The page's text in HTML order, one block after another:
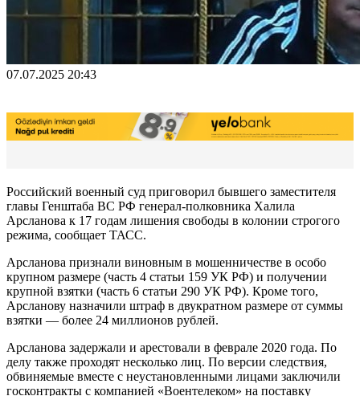
07.07.2025 20:43
Российский военный суд приговорил бывшего заместителя
главы Генштаба ВС РФ генерал-полковника Халила
Арсланова к 17 годам лишения свободы в колонии строгого
режима, сообщает ТАСС.
Арсланова признали виновным в мошенничестве в особо
крупном размере (часть 4 статьи 159 УК РФ) и получении
крупной взятки (часть 6 статьи 290 УК РФ). Кроме того,
Арсланову назначили штраф в двукратном размере от суммы
взятки — более 24 миллионов рублей.
Арсланова задержали и арестовали в феврале 2020 года. По
делу также проходят несколько лиц. По версии следствия,
обвиняемые вместе с неустановленными лицами заключили
госконтракты с компанией «Воентелеком» на поставку